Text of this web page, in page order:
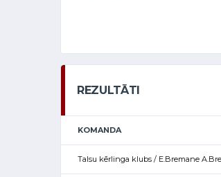
REZULTĀTI
KOMANDA
Talsu kērlinga klubs / E.Bremane